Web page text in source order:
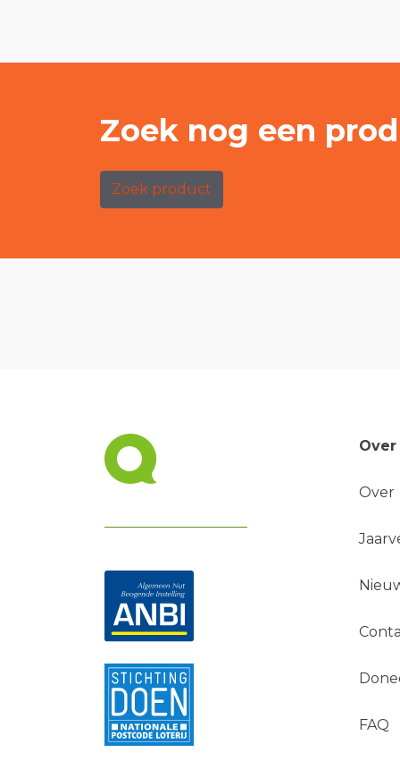
Zoek nog een
Zoek product
Over
Over
FAQ